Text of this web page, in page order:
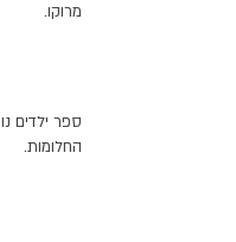
מרוקו.
ספר ילדים
החלומות.